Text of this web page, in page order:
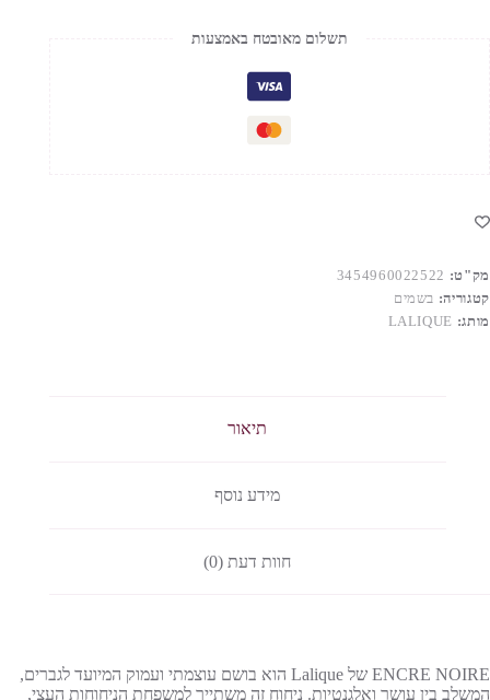
תשלום מאובטח באמצעות
מק"ט: 3454960022522
קטגוריה: בשמים
מותג: LALIQUE
תיאור
מידע נוסף
חוות דעת (0)
ENCRE NOIRE של Lalique הוא בושם עוצמתי ועמוק המיועד לגברים,
המשלב בין עושר ואלגנטיות. ניחוח זה משתייך למשפחת הניחוחות העצי,